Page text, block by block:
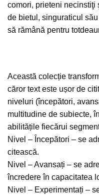
comori, prieteni necinstiţi
de bietul, singuraticul
să rămână pentru
Această colecție
căror text este ușor de
niveluri (începători,
multitudine de subiecte,
abilitățile fiecărui
Nivel – Începători – se
citească.
Nivel – Avansați – se
încredere în capacitatea
Nivel – Experimentați –